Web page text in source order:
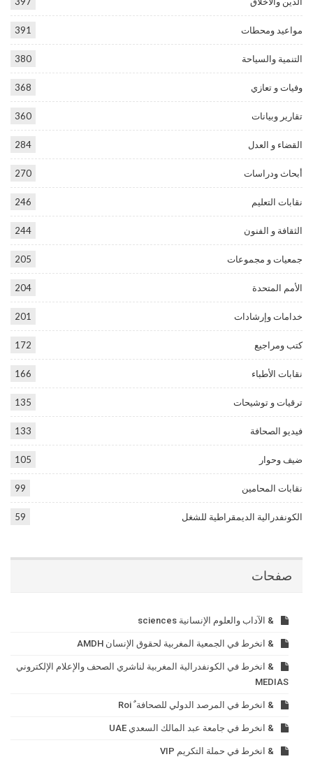
مواعيد ومحطات 391
التنمية والسياحة 380
وفيات و تعازي 368
تقارير وبيانات 360
القضاء و العدل 284
أبحاث ودراسات 270
نقابات التعليم 246
الثقافة و الفنون 244
جمعيات و مجموعات 205
الأمم المتحدة 204
خدامات وإرشادات 201
كتب ومراجيع 172
نقابات الأطباء 166
ترقيات و توشيحات 135
فيديو الصحافة 133
ضيف وحوار 105
نقابات المحامين 99
الكونفدرالية الديمقراطية للشغل 59
صفحات
& الآداب والعلوم الإنسانية sciences
& انخرط في الجمعية المغربية لحقوق الإنسان AMDH
& انخرط في الكونفدرالية المغربية لناشري الصحف والإعلام الإلكتروني
MEDIAS
& انخرط في المرصد الدولي للصحافة ٌ Roi
& انخرط في جامعة عبد المالك السعدي UAE
& انخرط في حملة التكريم VIP